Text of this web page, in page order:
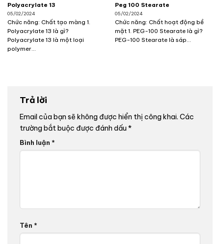
Polyacrylate 13
05/02/2024
Chức năng: Chất tạo màng 1.
Polyacrylate 13 là gì?
Polyacrylate 13 là một loại
polymer...
Peg 100 Stearate
05/02/2024
Chức năng: Chất hoạt động bề
mặt 1. PEG-100 Stearate là gì?
PEG-100 Stearate là sáp...
Trả lời
Email của bạn sẽ không được hiển thị công khai. Các
trường bắt buộc được đánh dấu *
Bình luận *
Tên *